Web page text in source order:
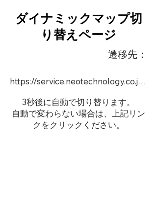
ダイナミックマップ切
り替えページ
遷移先：
https://service.neotechnology.co.jp/demo/DY104/FreeMindView.html
3秒後に自動で切り替ります。
自動で変わらない場合は、上記リン
クをクリックください。